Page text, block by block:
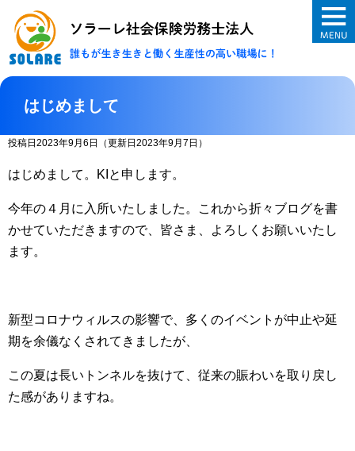
ソラーレ社会保
はじめまして
投稿日2023年9月6日 （更新日2023年9月7日）
はじめまして。KIと申します。
今年の４月に入所いたしました。これから折々ブログを書
かせていただきますので、皆さま、よろしくお願いいたし
ます。
新型コロナウィルスの影響で、多くのイベントが中止や延
期を余儀なくされてきましたが、
この夏は長いトンネルを抜けて、従来の賑わいを取り戻し
た感がありますね。